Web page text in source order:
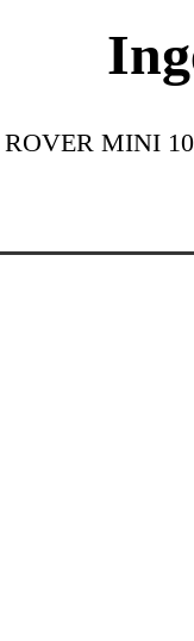
ROVER MINI